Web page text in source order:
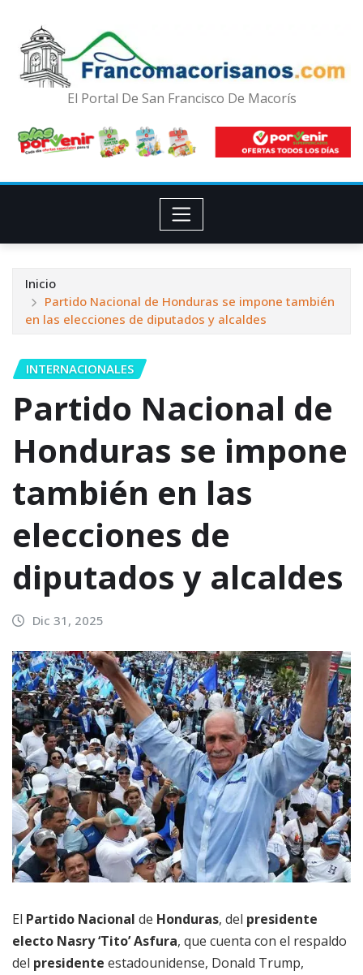
El Portal De San Francisco De Macorís
Inicio
Partido Nacional de Honduras se impone también
en las elecciones de diputados y alcaldes
INTERNACIONALES
Partido Nacional de
Honduras se impone
también en las
elecciones de
diputados y alcaldes
Dic 31, 2025
El Partido Nacional de Honduras, del presidente
electo Nasry ‘Tito’ Asfura, que cuenta con el respaldo
del presidente estadounidense, Donald Trump,